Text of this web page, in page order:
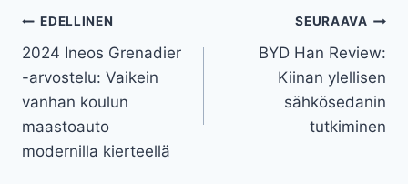
Artikkelien
selaus
EDELLINEN
2024 Ineos Grenadier
-arvostelu: Vaikein
vanhan koulun
maastoauto
modernilla kierteellä
SEURAAVA
BYD Han Review:
Kiinan ylellisen
sähkösedanin
tutkiminen